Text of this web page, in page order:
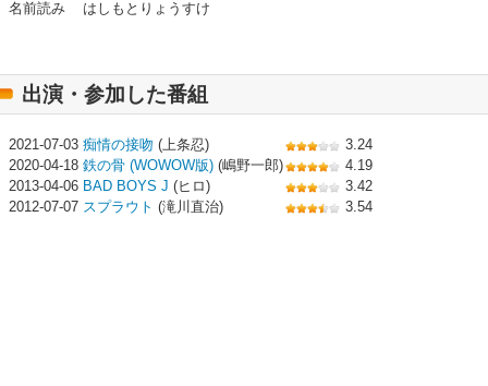
名前読み はしもとりょうすけ
出演・参加した番組
2021-07-03 痴情の接吻 (上条忍)
3.24
2020-04-18 鉄の骨 (WOWOW版) (嶋野一郎)
4.19
2013-04-06 BAD BOYS J (ヒロ)
3.42
2012-07-07 スプラウト (滝川直治) 3.54